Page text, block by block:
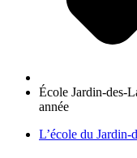
École Jardin-des-
année
L’école du Jardin-